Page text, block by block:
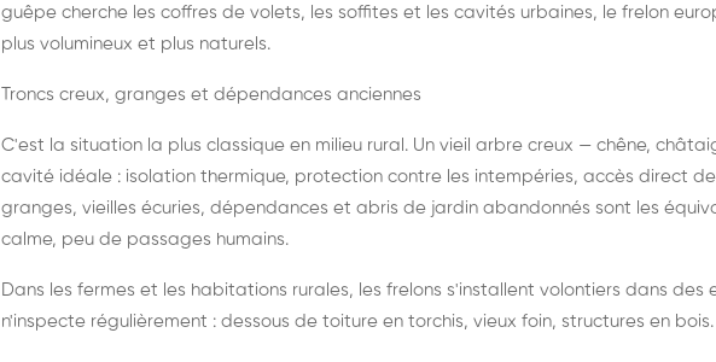
guêpe cherche les coffres de volets, les soffites et les cavités urbaines, le frelon
plus volumineux et plus naturels.
Troncs creux, granges et dépendances anciennes
C'est la situation la plus classique en milieu rural. Un vieil arbre creux — chêne,
cavité idéale : isolation thermique, protection contre les intempéries, accès direct
granges, vieilles écuries, dépendances et abris de jardin abandonnés sont les
calme, peu de passages humains.
Dans les fermes et les habitations rurales, les frelons s'installent volontiers dans des
n'inspecte régulièrement : dessous de toiture en torchis, vieux foin, structures en bois.